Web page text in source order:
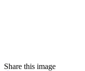
Share this image